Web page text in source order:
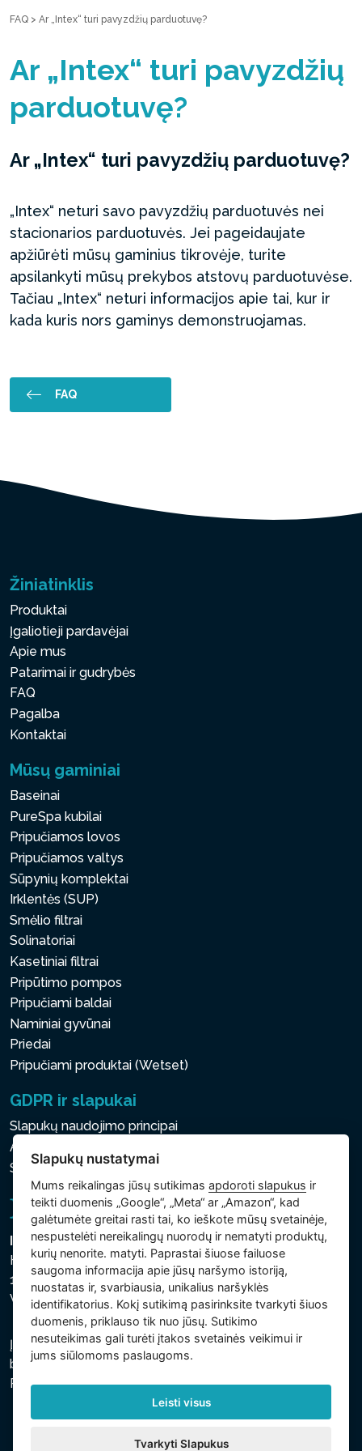
FAQ > Ar „Intex“ turi pavyzdžių parduotuvę?
Ar „Intex“ turi pavyzdžių
parduotuvę?
Ar „Intex“ turi pavyzdžių parduotuvę?
„Intex“ neturi savo pavyzdžių parduotuvės nei
stacionarios parduotuvės. Jei pageidaujate
apžiūrėti mūsų gaminius tikrovėje, turite
apsilankyti mūsų prekybos atstovų parduotuvėse.
Tačiau „Intex“ neturi informacijos apie tai, kur ir
kada kuris nors gaminys demonstruojamas.
FAQ
Žiniatinklis
Produktai
Įgaliotieji pardavėjai
Apie mus
Patarimai ir gudrybės
FAQ
Pagalba
Kontaktai
Mūsų gaminiai
Baseinai
PureSpa kubilai
Pripučiamos lovos
Pripučiamos valtys
Sūpynių komplektai
Irklentės (SUP)
Smėlio filtrai
Solinatoriai
Kasetiniai filtrai
Pripūtimo pompos
Pripučiami baldai
Naminiai gyvūnai
Priedai
Pripučiami produktai (Wetset)
GDPR ir slapukai
Slapukų naudojimo principai
Asmens ir kitų tvarkomų duomenų apsaugos politika
Slapukų nustatymai
Intex Trading, s.r.o.
Hradecká 2526/3
130 00 Praha 3
Vinohrady - Česká republika
Įmonė įregistruota Prahos miesto teisme, C skyriuje,
bylos numeris 74759. regsitracijos numeris: 26150808,
PVM kodas: CZ26150808.
Slapukų nustatymai
Mums reikalingas jūsų sutikimasapdoroti slapukus ir
teikti duomenis „Google“, „Meta“ ar „Amazon“, kad
galėtumėte greitai rasti tai, ko ieškote mūsų svetainėje,
nespustelėti nereikalingų nuorodų ir nematyti produktų,
kurių nenorite. matyti. Paprastai šiuose failuose
saugoma informacija apie jūsų naršymo istoriją,
nuostatas ir, svarbiausia, unikalius naršyklės
identifikatorius. Kokį sutikimą pasirinksite tvarkyti šiuos
duomenis, priklauso tik nuo jūsų. Sutikimo
nesuteikimas gali turėti įtakos svetainės veikimui ir
jums siūlomoms paslaugoms.
Leisti visus
Tvarkyti Slapukus